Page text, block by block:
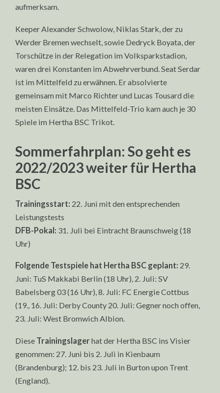
aufmerksam.
Keeper Alexander Schwolow, Niklas Stark, der zu
Werder Bremen wechselt, sowie Dedryck Boyata, der
Torschütze in der Relegation im Volksparkstadion,
waren drei Konstanten im Abwehrverbund. Seat Serdar
ist im Mittelfeld zu erwähnen. Er absolvierte
gemeinsam mit Marco Richter und Lucas Tousard die
meisten Einsätze. Das Mittelfeld-Trio kam auch je 30
Spiele im Hertha BSC Trikot.
Sommerfahrplan: So geht es
2022/2023 weiter für Hertha
BSC
Trainingsstart: 22. Juni mit den entsprechenden
Leistungstests
DFB-Pokal: 31. Juli bei Eintracht Braunschweig (18
Uhr)
Folgende Testspiele hat Hertha BSC geplant: 29.
Juni: TuS Makkabi Berlin (18 Uhr), 2. Juli: SV
Babelsberg 03 (16 Uhr), 8. Juli: FC Energie Cottbus
(19., 16. Juli: Derby County 20. Juli: Gegner noch offen,
23. Juli: West Bromwich Albion.
Diese Trainingslagerhat der Hertha BSC ins Visier
genommen: 27. Juni bis 2. Juli in Kienbaum
(Brandenburg); 12. bis 23. Juli in Burton upon Trent
(England).